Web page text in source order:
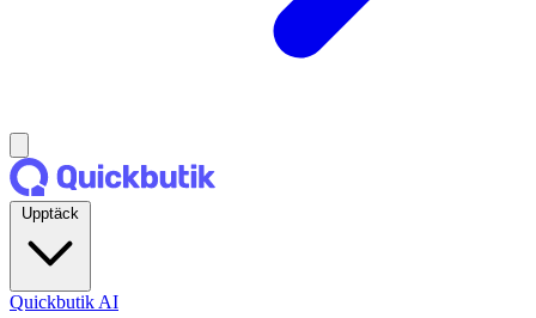
Quickbutik AI